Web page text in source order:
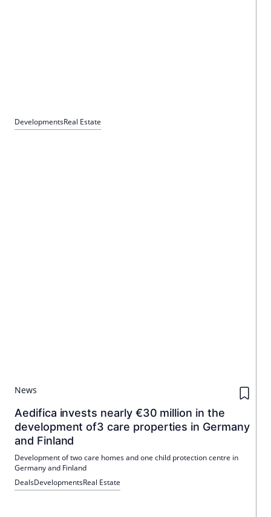
DevelopmentsReal Estate
News
Aedifica invests nearly €30 million in the
development of3 care properties in Germany
and Finland
Development of two care homes and one child protection centre in
Germany and Finland
DealsDevelopmentsReal Estate